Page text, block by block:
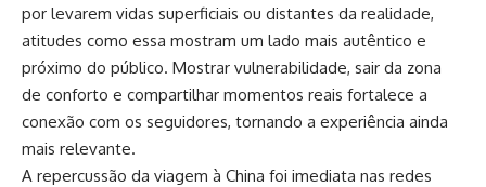
por levarem vidas superficiais ou distantes da realidade,
atitudes como essa mostram um lado mais autêntico e
próximo do público. Mostrar vulnerabilidade, sair da zona
de conforto e compartilhar momentos reais fortalece a
conexão com os seguidores, tornando a experiência ainda
mais relevante.
A repercussão da viagem à China foi imediata nas redes